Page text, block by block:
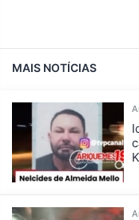
MAIS NOTÍCIAS